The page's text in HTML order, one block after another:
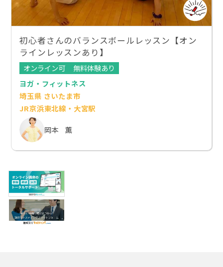
初心者さんのバランスボールレッスン【オン
ラインレッスンあり】
オンライン可
無料体験あり
ヨガ・フィットネス
埼玉県 さいたま市
JR京浜東北線・大宮駅
岡本 薫